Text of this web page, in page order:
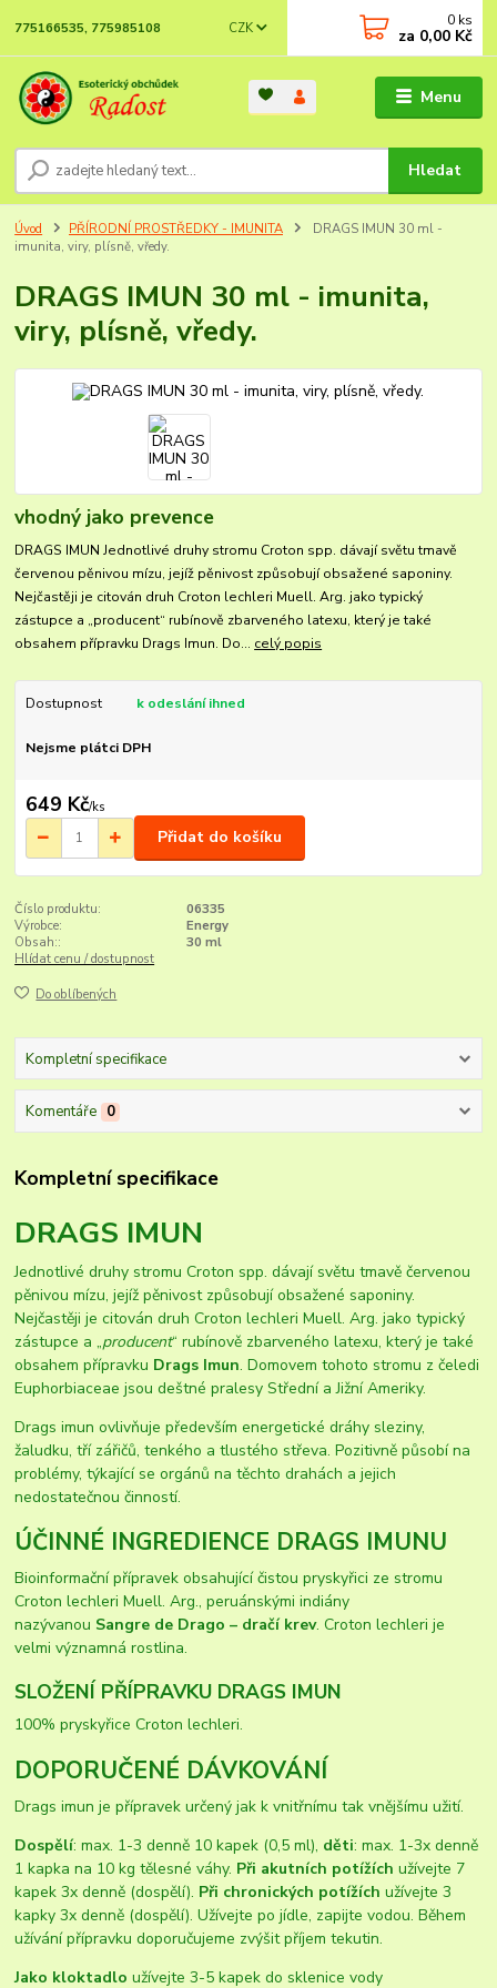
Menu
CZK
Hledat
775166535, 775985108 0 ks
za 0,00 Kč
Úvod PŘÍRODNÍ PROSTŘEDKY - IMUNITA
DRAGS IMUN 30 ml -
imunita, viry, plísně, vředy.
DRAGS IMUN 30 ml - imunita,
viry, plísně, vředy.
vhodný jako prevence
DRAGS IMUN Jednotlivé druhy stromu Croton spp. dávají světu tmavě
červenou pěnivou mízu, jejíž pěnivost způsobují obsažené saponiny.
Nejčastěji je citován druh Croton lechleri Muell. Arg. jako typický
zástupce a „producent“ rubínově zbarveného latexu, který je také
obsahem přípravku Drags Imun. Do... celý popis
Dostupnost k odeslání ihned
Nejsme plátci DPH
649 Kč/ks
Přidat do košíku
Číslo produktu:
06335
Výrobce:
Energy
Obsah::
30 ml
Hlídat cenu / dostupnost
Do oblíbených
Kompletní specifikace
Komentáře 0
Kompletní specifikace
DRAGS IMUN
Jednotlivé druhy stromu Croton spp. dávají světu tmavě červenou
pěnivou mízu, jejíž pěnivost způsobují obsažené saponiny.
Nejčastěji je citován druh Croton lechleri Muell. Arg. jako typický
zástupce a „producent“ rubínově zbarveného latexu, který je také
obsahem přípravku Drags Imun. Domovem tohoto stromu z čeledi
Euphorbiaceae jsou deštné pralesy Střední a Jižní Ameriky.
Drags imun ovlivňuje především energetické dráhy sleziny,
žaludku, tří zářičů, tenkého a tlustého střeva. Pozitivně působí na
problémy, týkající se orgánů na těchto drahách a jejich
nedostatečnou činností.
ÚČINNÉ INGREDIENCE DRAGS IMUNU
Bioinformační přípravek obsahující čistou pryskyřici ze stromu
Croton lechleri Muell. Arg., peruánskými indiány
nazývanou Sangre de Drago – dračí krev. Croton lechleri je
velmi významná rostlina.
SLOŽENÍ PŘÍPRAVKU DRAGS IMUN
100% pryskyřice Croton lechleri.
DOPORUČENÉ DÁVKOVÁNÍ
Drags imun je přípravek určený jak k vnitřnímu tak vnějšímu užití.
Dospělí: max. 1-3 denně 10 kapek (0,5 ml), děti: max. 1-3x denně
1 kapka na 10 kg tělesné váhy. Při akutních potížích užívejte 7
kapek 3x denně (dospělí). Při chronických potížích užívejte 3
kapky 3x denně (dospělí). Užívejte po jídle, zapijte vodou. Během
užívání přípravku doporučujeme zvýšit příjem tekutin.
Jako kloktadlo užívejte 3-5 kapek do sklenice vody